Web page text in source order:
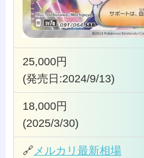
25,000円
(発売日:2024/9/13)
18,000円
(2025/3/30)
🔗メルカリ最新相場